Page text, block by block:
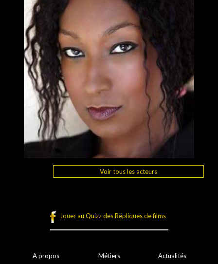
Voir tous les acteurs
Jouer au Quizz des Répliques de films
A propos Métiers Actualités